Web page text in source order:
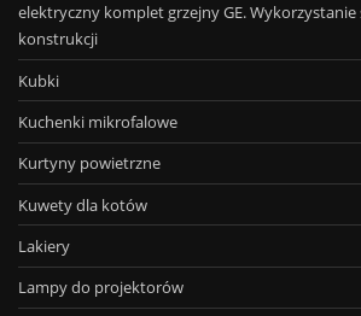
elektryczny komplet grzejny GE. Wykorzystanie
konstrukcji
Kubki
Kuchenki mikrofalowe
Kurtyny powietrzne
Kuwety dla kotów
Lakiery
Lampy do projektorów